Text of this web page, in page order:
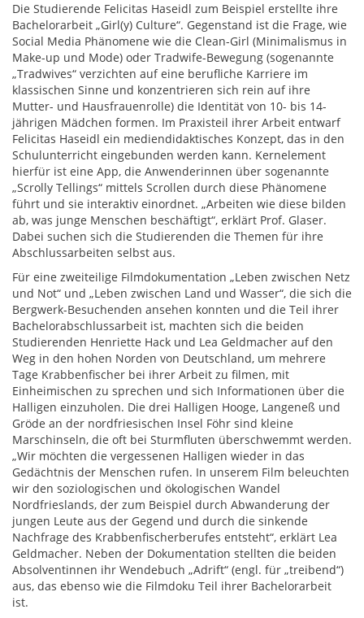
Die Studierende Felicitas Haseidl zum Beispiel erstellte ihre
Bachelorarbeit „Girl(y) Culture“. Gegenstand ist die Frage, wie
Social Media Phänomene wie die Clean-Girl (Minimalismus in
Make-up und Mode) oder Tradwife-Bewegung (sogenannte
„Tradwives“ verzichten auf eine berufliche Karriere im
klassischen Sinne und konzentrieren sich rein auf ihre
Mutter- und Hausfrauenrolle) die Identität von 10- bis 14-
jährigen Mädchen formen. Im Praxisteil ihrer Arbeit entwarf
Felicitas Haseidl ein mediendidaktisches Konzept, das in den
Schulunterricht eingebunden werden kann. Kernelement
hierfür ist eine App, die Anwenderinnen über sogenannte
„Scrolly Tellings“ mittels Scrollen durch diese Phänomene
führt und sie interaktiv einordnet. „Arbeiten wie diese bilden
ab, was junge Menschen beschäftigt“, erklärt Prof. Glaser.
Dabei suchen sich die Studierenden die Themen für ihre
Abschlussarbeiten selbst aus.
Für eine zweiteilige Filmdokumentation „Leben zwischen Netz
und Not“ und „Leben zwischen Land und Wasser“, die sich die
Bergwerk-Besuchenden ansehen konnten und die Teil ihrer
Bachelorabschlussarbeit ist, machten sich die beiden
Studierenden Henriette Hack und Lea Geldmacher auf den
Weg in den hohen Norden von Deutschland, um mehrere
Tage Krabbenfischer bei ihrer Arbeit zu filmen, mit
Einheimischen zu sprechen und sich Informationen über die
Halligen einzuholen. Die drei Halligen Hooge, Langeneß und
Gröde an der nordfriesischen Insel Föhr sind kleine
Marschinseln, die oft bei Sturmfluten überschwemmt werden.
„Wir möchten die vergessenen Halligen wieder in das
Gedächtnis der Menschen rufen. In unserem Film beleuchten
wir den soziologischen und ökologischen Wandel
Nordfrieslands, der zum Beispiel durch Abwanderung der
jungen Leute aus der Gegend und durch die sinkende
Nachfrage des Krabbenfischerberufes entsteht“, erklärt Lea
Geldmacher. Neben der Dokumentation stellten die beiden
Absolventinnen ihr Wendebuch „Adrift“ (engl. für „treibend“)
aus, das ebenso wie die Filmdoku Teil ihrer Bachelorarbeit
ist.